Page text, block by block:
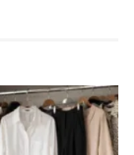
suka kepada
dari